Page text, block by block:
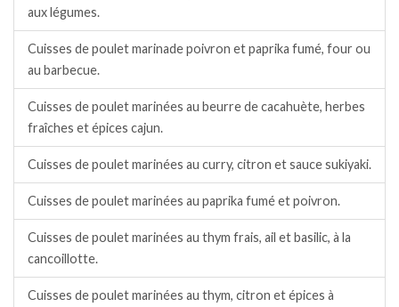
aux légumes.
Cuisses de poulet marinade poivron et paprika fumé, four ou
au barbecue.
Cuisses de poulet marinées au beurre de cacahuète, herbes
fraîches et épices cajun.
Cuisses de poulet marinées au curry, citron et sauce sukiyaki.
Cuisses de poulet marinées au paprika fumé et poivron.
Cuisses de poulet marinées au thym frais, ail et basilic, à la
cancoillotte.
Cuisses de poulet marinées au thym, citron et épices à